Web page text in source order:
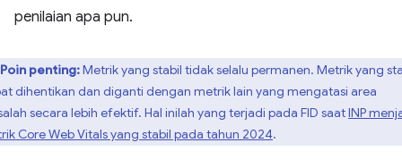
penilaian apa pun.
Poin penting:Metrik yang stabil tidak selalu permanen. Metrik yang
dihentikan dan diganti dengan metrik lain yang mengatasi area
secara lebih efektif. Hal inilah yang terjadi pada FID saatINP
Core Web Vitals yang stabil pada tahun 2024.